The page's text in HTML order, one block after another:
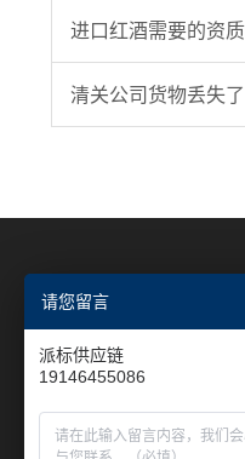
进口红酒需要的资质
清关公司货物丢失
网站导航 |
保税进口
海外仓进口
请您留言
派标供应链
19146455086